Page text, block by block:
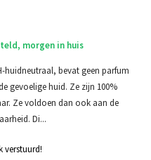
morgen in huis
huidneutraal, bevat geen parfum
gevoelige huid. Ze zijn 100%
Ze voldoen dan ook aan de
Di...
verstuurd!